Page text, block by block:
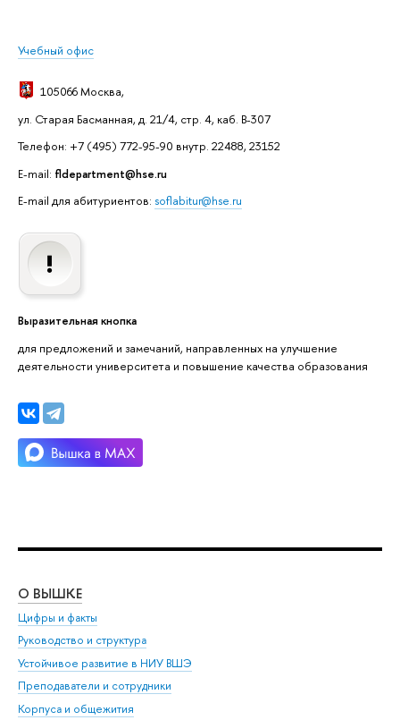
Учебный офис
105066 Москва,
ул. Старая Басманная, д. 21/4, стр. 4, каб. В-307
Телефон: +7 (495) 772-95-90 внутр. 22488, 23152
E-mail: fldepartment@hse.ru
E-mail для абитуриентов: soflabitur@hse.ru
Выразительная кнопка
для предложений и замечаний, направленных на улучшение
деятельности университета и повышение качества образования
О ВЫШКЕ
Цифры и факты
Руководство и структура
Устойчивое развитие в НИУ ВШЭ
Преподаватели и сотрудники
Корпуса и общежития